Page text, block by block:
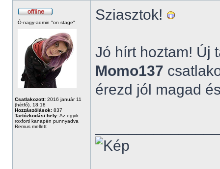
Ó-nagy-admin "on stage"
Csatlakozott: 2016 január 11
(hétfő), 18:18
Hozzászólások: 837
Tartózkodási hely:Az egyik
roxforti kanapén punnyadva
Remus mellett
Sziasztok!
Jó hírt hoztam! Új
Momo137
érezd jól magad